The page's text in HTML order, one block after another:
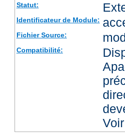
Statut:
Identificateur de Module:
Fichier Source:
Compatibilité:
Voir